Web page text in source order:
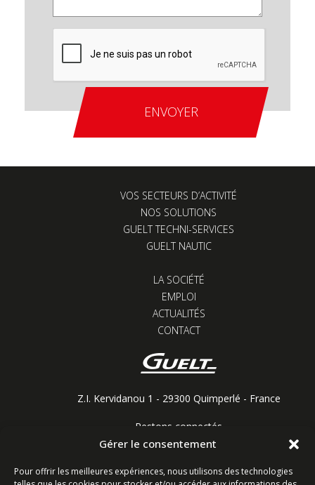
Gérer le consentement
Pour offrir les meilleures expériences, nous utilisons des technologies
VOS SECTEURS D’ACTIVITÉ
NOS SOLUTIONS
GUELT TECHNI-SERVICES
GUELT NAUTIC
LA SOCIÉTÉ
EMPLOI
ACTUALITÉS
CONTACT
Z.I. Kervidanou 1 - 29300 Quimperlé - France
Restons connectés